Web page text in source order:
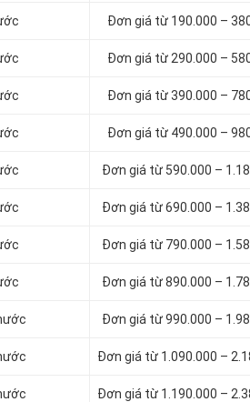
Đơn giá từ 190.000 –
Đơn giá từ 290.000 –
Đơn giá từ 390.000 –
Đơn giá từ 490.000 –
Đơn giá từ 590.000 –
Đơn giá từ 690.000 –
Đơn giá từ 790.000 –
Đơn giá từ 890.000 –
Đơn giá từ 990.000 –
Đơn giá từ 1.090.000 –
Đơn giá từ 1.190.000 –